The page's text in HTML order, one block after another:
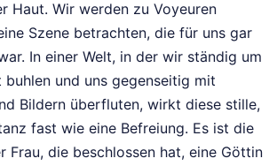
Haut. Wir werden zu Voyeuren
Szene betrachten, die für uns gar
In einer Welt, in der wir ständig um
und uns gegenseitig mit
Bildern überfluten, wirkt diese stille,
fast wie eine Befreiung. Es ist die
Frau, die beschlossen hat, eine Göttin